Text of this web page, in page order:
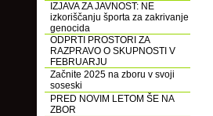
IZJAVA ZA JAVNOST: NE
izkoriščanju športa za zakrivanje
genocida
ODPRTI PROSTORI ZA
RAZPRAVO O SKUPNOSTI V
FEBRUARJU
Začnite 2025 na zboru v svoji
soseski
PRED NOVIM LETOM ŠE NA
ZBOR